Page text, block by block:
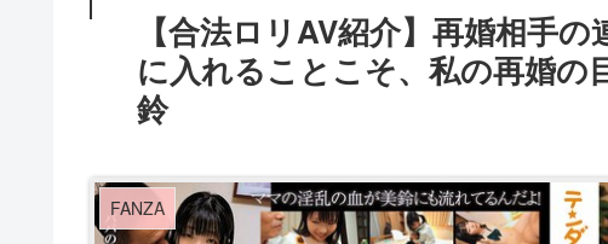
【合法ロリAV紹介】再婚相手
に入れることこそ、私の再婚
鈴
FANZA